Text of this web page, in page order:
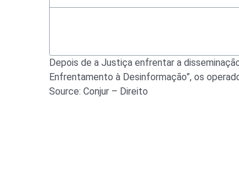
Depois de a Justiça enfrentar a
Enfrentamento à Desinformação”, os
Source: Conjur – Direito